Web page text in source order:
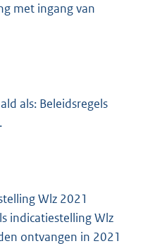
met ingang van
als: Beleidsregels
Wlz 2021
indicatiestelling Wlz
ontvangen in 2021